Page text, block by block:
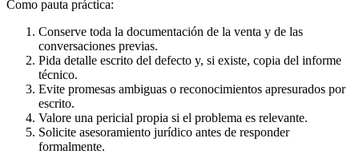
Como pauta práctica:
Conserve toda la documentación de la venta y de las
conversaciones previas.
Pida detalle escrito del defecto y, si existe, copia del informe
técnico.
Evite promesas ambiguas o reconocimientos apresurados por
escrito.
Valore una pericial propia si el problema es relevante.
Solicite asesoramiento jurídico antes de responder
formalmente.